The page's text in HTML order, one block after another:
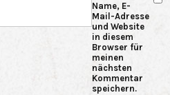
Name, E-
Mail-Adresse
und Website
in diesem
Browser für
meinen
nächsten
Kommentar
speichern.